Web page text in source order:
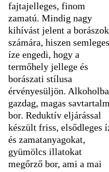
fajtajelleges, finom
zamatú. Mindig nagy
kihívást jelent a borászok
számára, hiszen semleges
íze engedi, hogy a
termőhely jellege és
borászati stílusa
érvényesüljön.
gazdag, magas
bor. Reduktív eljárással
készült friss, elsődleges
és zamatanyagokat,
gyümölcs illatokat
megőrző bor, ami a mai